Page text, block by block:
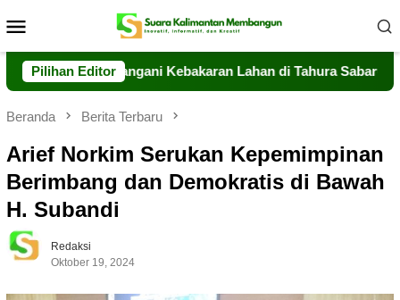
ke
Mobile
Pilihan Editor
Sigap Tangani Kebakaran Lahan di Tahura Sabaru
Beranda Berita Terbaru
Arief Norkim Serukan Kepemimpinan
Berimbang dan Demokratis di Bawah
H. Subandi
Redaksi
Oktober 19, 2024